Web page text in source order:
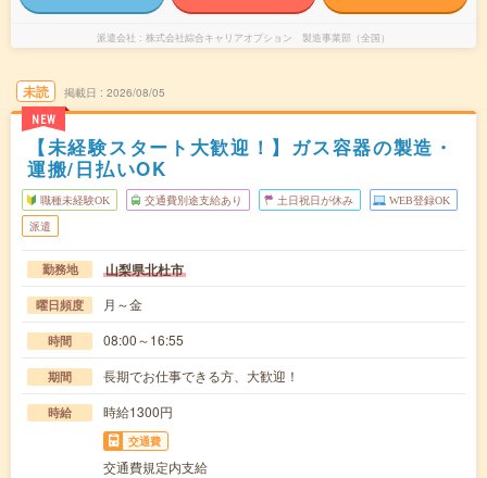
派遣会社 株式会社綜合キャリアオプション 製造事業部（全国）
未読
NEW
掲載日 2026/08/05
【未経験スタート大歓迎！】ガス容器の製造・
運搬/日払いOK
職種未経験OK 交通費別途支給あり 土日祝日が休み WEB登録OK
派遣
勤務地 山梨県北杜市
曜日頻度 月～金
時間 08:00～16:55
期間 長期でお仕事できる方、大歓迎！
時給 時給1300円
交通費
交通費規定内支給